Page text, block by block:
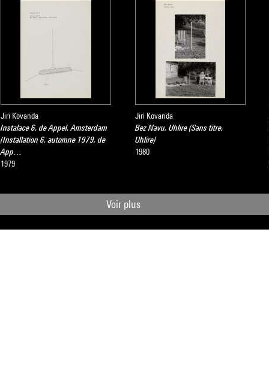
Jiri Kovanda
Instalace 6, de Appel, Amsterdam
(Installation 6, automne 1979, de
App…
1979
Jiri Kovanda
Bez Navu, Uhlire (Sans titre,
Uhlire)
1980
Voir plus